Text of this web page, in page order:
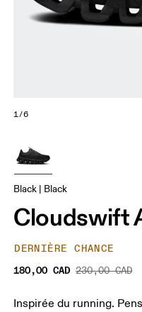
1/6
Black | Black
Cloudswift
DERNIÈRE CHANCE
180,00 CAD 230,00 CAD
Inspirée du running.